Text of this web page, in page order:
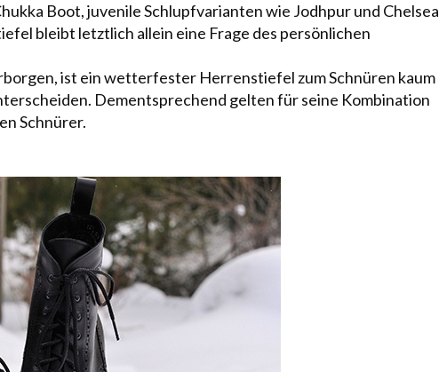
Boot, juvenile Schlupfvarianten wie Jodhpurund Chelsea
bleibt letztlich allein eine Frage des persönlichen
ist ein wetterfester Herrenstiefel zum Schnüren kaum
Dementsprechend gelten für seine Kombination
Schnürer.